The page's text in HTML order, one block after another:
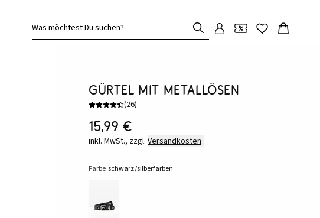
Was möchtest Du suchen?
Gürtel mit Metallösen
(26)
15,99 €
inkl. MwSt., zzgl. Versandkosten
Farbe:schwarz/silberfarben